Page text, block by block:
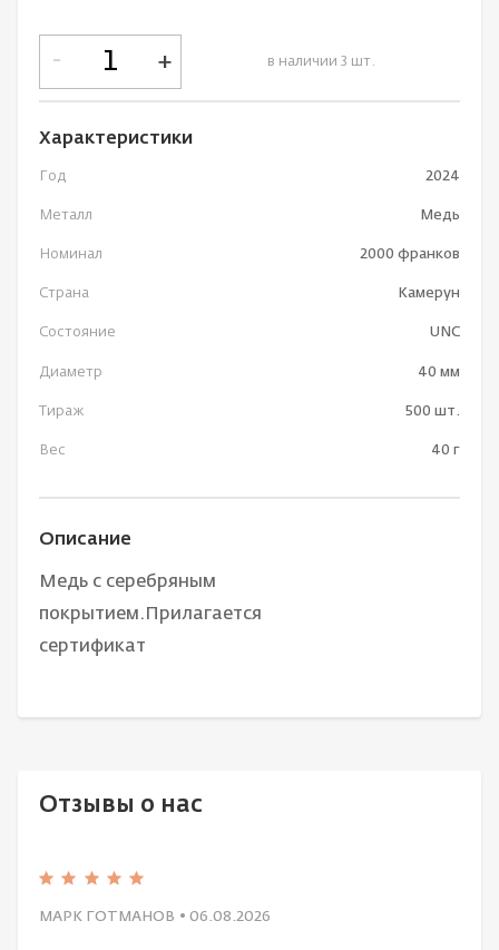
в наличии 3 шт.
- +
Характеристики
Год 2024
Металл Медь
Номинал 2000 франков
Страна Камерун
Состояние UNC
Диаметр 40 мм
Тираж 500 шт.
Вес 40 г
Описание
Медь с серебряным
покрытием.Прилагается
сертификат
Отзывы о нас
МАРК ГОТМАНОВ • 06.08.2026